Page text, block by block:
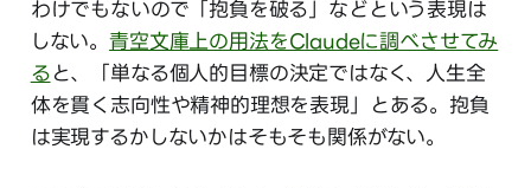
わけでもないので「抱負を破る」などという表現は
しない。青空文庫上の用法をClaudeに調べさせてみ
る と、「単なる個人的目標の決定ではなく、人生全
体を貫く志向性や精神的理想を表現」とある。抱負
は実現するかしないかはそもそも関係がない。